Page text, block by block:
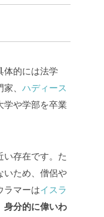
体的には法学
、 ハディース
学や学部を卒業
い存在です。た
いため、僧侶や
ラマーはイスラ
身分的に偉いわ